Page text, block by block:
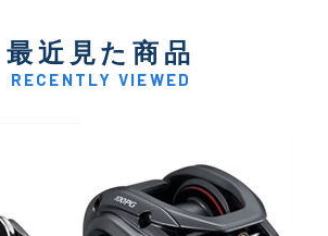
最近見た商品
RECENTLY VIEWED